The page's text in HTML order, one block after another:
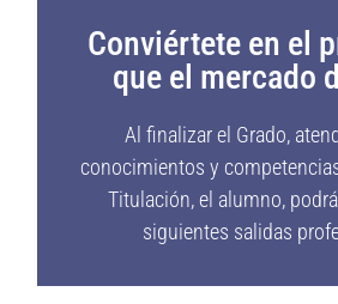
Conviértete en el
que el mercado
Al finalizar el Grado,
conocimientos y
Titulación, el alumno,
siguientes salidas